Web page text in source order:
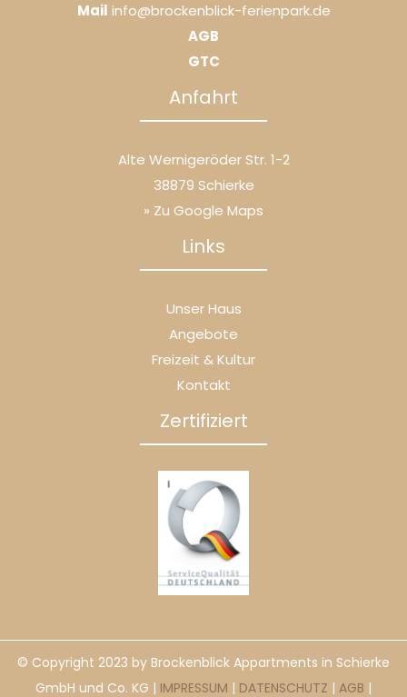
Mail info@brockenblick-ferienpark.de
AGB
GTC
Anfahrt
Alte Wernigeröder Str. 1-2
38879 Schierke
» Zu Google Maps
Links
Unser Haus
Angebote
Freizeit & Kultur
Kontakt
Zertifiziert
© Copyright 2023 by Brockenblick Appartments in Schierke
GmbH und Co. KG | IMPRESSUM | DATENSCHUTZ | AGB |